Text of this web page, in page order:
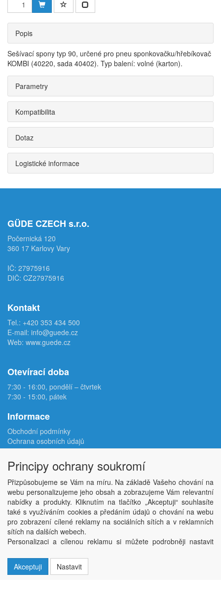
Popis
Sešívací spony typ 90, určené pro pneu sponkovačku/hřebíkovač
KOMBI (40220, sada 40402). Typ balení: volné (karton).
Parametry
Kompatibilita
Dotaz
Logistické informace
GÜDE CZECH s.r.o.
Počernická 120
360 17 Karlovy Vary
IČ: 27975916
DIČ: CZ27975916
Kontakt
Tel.: +420 353 434 500
E-mail: info@guede.cz
Web: www.guede.cz
Otevírací doba
7:30 - 16:00, pondělí – čtvrtek
7:30 - 15:00, pátek
Informace
Obchodní podmínky
Ochrana osobních údajů
Reklamační protokol
Odstoupení od smlouvy
Podmínky užití e-shopu
Doprava
Velkoobchod
Kontakt
Nastavení soukromí
Copyright © ABRA Software a.s. 2026,
Principy ochrany soukromí
Přizpůsobujeme se Vám na míru. Na základě Vašeho chování na
webu personalizujeme jeho obsah a zobrazujeme Vám relevantní
nabídky a produkty. Kliknutím na tlačítko „Akceptuji“ souhlasíte
také s využíváním cookies a předáním údajů o chování na webu
pro zobrazení cílené reklamy na sociálních sítích a v reklamních
sítích na dalších webech.
Personalizaci a cílenou reklamu si můžete podrobněji nastavit
Akceptuji
Nastavit